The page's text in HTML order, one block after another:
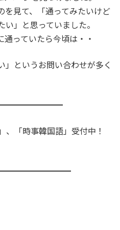
を見て、「通ってみたいけど
」と思っていました。
っていたら今頃は・・
というお問い合わせが多く
「時事韓国語」受付中！